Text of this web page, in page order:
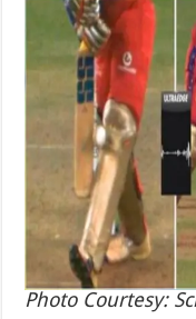
Photo Courtesy: